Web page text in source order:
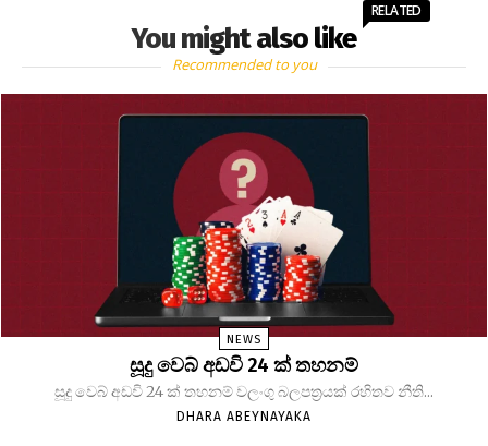
You might also like
RELATED
Recommended to you
NEWS
සූදු වෙබ් අඩවි 24 ක් තහනම්
සූදු වෙබ් අඩවි 24 ක් තහනම් වලංගු බලපත්‍රයක් රහිතව නීති...
DHARA ABEYNAYAKA